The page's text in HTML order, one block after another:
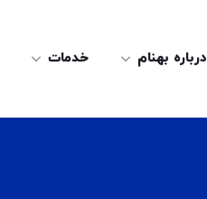
درباره بهنام خدمات